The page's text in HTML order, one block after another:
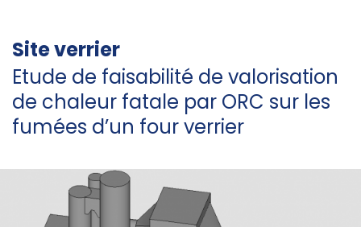
Site verrier
Etude de faisabilité de valorisation
de chaleur fatale par ORC sur les
fumées d’un four verrier